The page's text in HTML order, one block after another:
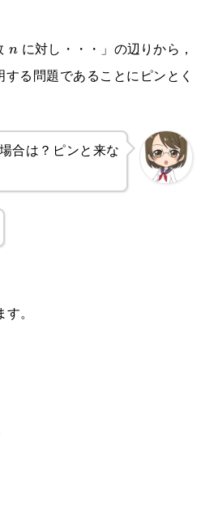
n
nに対し・・・」の辺りから，
る問題であることにピンとく
合は？ピンと来な
。